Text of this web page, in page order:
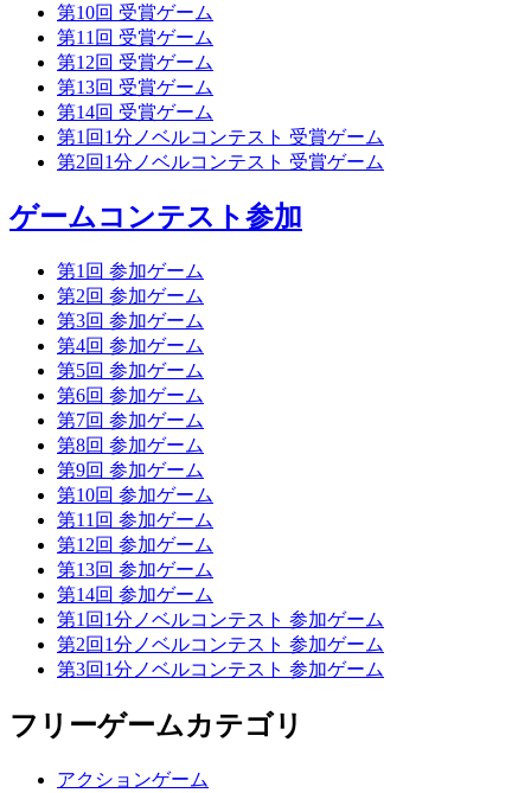
第10回 受賞ゲーム
第11回 受賞ゲーム
第12回 受賞ゲーム
第13回 受賞ゲーム
第14回 受賞ゲーム
第1回1分ノベルコンテスト 受賞ゲーム
第2回1分ノベルコンテスト 受賞ゲーム
ゲームコンテスト参加
第1回 参加ゲーム
第2回 参加ゲーム
第3回 参加ゲーム
第4回 参加ゲーム
第5回 参加ゲーム
第6回 参加ゲーム
第7回 参加ゲーム
第8回 参加ゲーム
第9回 参加ゲーム
第10回 参加ゲーム
第11回 参加ゲーム
第12回 参加ゲーム
第13回 参加ゲーム
第14回 参加ゲーム
第1回1分ノベルコンテスト 参加ゲーム
第2回1分ノベルコンテスト 参加ゲーム
第3回1分ノベルコンテスト 参加ゲーム
フリーゲームカテゴリ
アクションゲーム